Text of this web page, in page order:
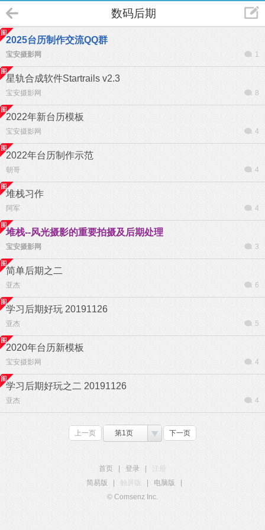
数码后期
2025台历制作交流QQ群
宝安摄影网 1
星轨合成软件Startrails v2.3
宝安摄影网 8
2022年新台历模板
宝安摄影网 4
2022年台历制作示范
朝哥 4
堆栈习作
阿军 4
堆栈--风光摄影的重要拍摄及后期处理
宝安摄影网 3
简单后期之二
亚杰 6
学习后期好玩 20191126
亚杰 5
2020年台历新模板
宝安摄影网 4
学习后期好玩之二 20191126
亚杰 4
上一页 第1页 下一页
首页 登录
注册
简易版
触屏版 电脑版
© Comsenz Inc.